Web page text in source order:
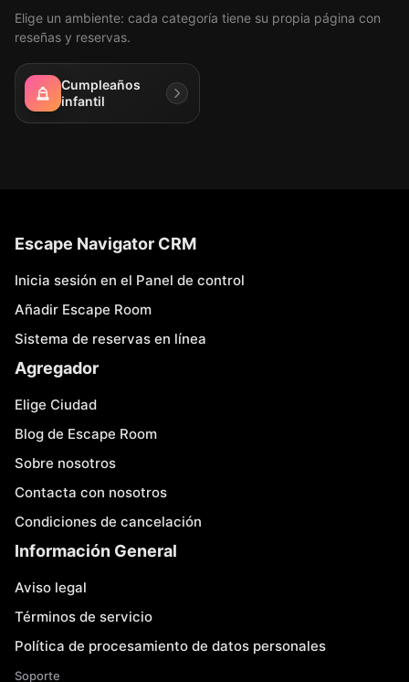
Elige un ambiente: cada categoría tiene su propia página con
reseñas y reservas.
Cumpleaños
infantil
Escape Navigator CRM
Inicia sesión en el Panel de control
Añadir Escape Room
Sistema de reservas en línea
Agregador
Elige Ciudad
Blog de Escape Room
Sobre nosotros
Contacta con nosotros
Condiciones de cancelación
Información General
Aviso legal
Términos de servicio
Política de procesamiento de datos personales
Soporte